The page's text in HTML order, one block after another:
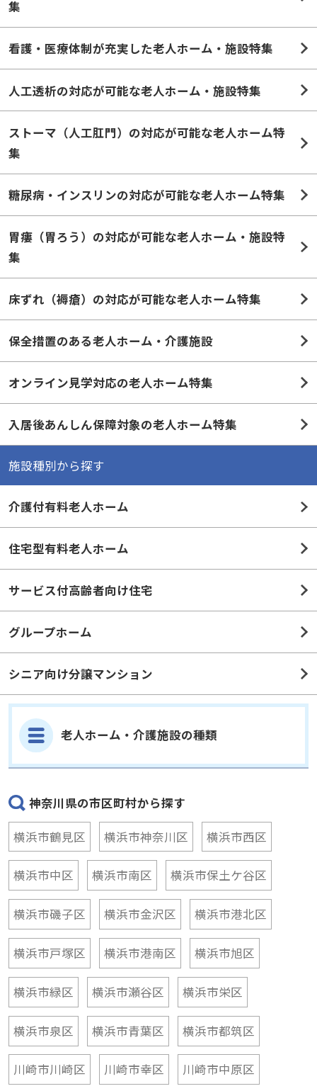
集
看護・医療体制が充実した老人ホーム・施設特集
人工透析の対応が可能な老人ホーム・施設特集
ストーマ（人工肛門）の対応が可能な老人ホーム特
集
糖尿病・インスリンの対応が可能な老人ホーム特集
胃瘻（胃ろう）の対応が可能な老人ホーム・施設特
集
床ずれ（褥瘡）の対応が可能な老人ホーム特集
保全措置のある老人ホーム・介護施設
オンライン見学対応の老人ホーム特集
入居後あんしん保障対象の老人ホーム特集
施設種別から探す
介護付有料老人ホーム
住宅型有料老人ホーム
サービス付高齢者向け住宅
グループホーム
シニア向け分譲マンション
老人ホーム・介護施設の種類
神奈川県の市区町村から探す
横浜市鶴見区
横浜市神奈川区 横浜市西区
横浜市中区 横浜市南区 横浜市保土ケ谷区
横浜市磯子区 横浜市金沢区 横浜市港北区
横浜市戸塚区 横浜市港南区 横浜市旭区
横浜市緑区 横浜市瀬谷区 横浜市栄区
横浜市泉区 横浜市青葉区 横浜市都筑区
川崎市川崎区 川崎市幸区 川崎市中原区